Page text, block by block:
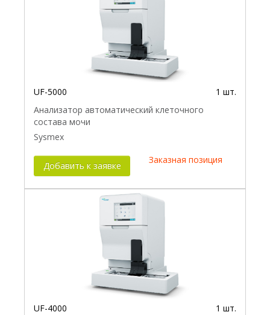
UF-5000
1 шт.
Анализатор автоматический клеточного
состава мочи
Sysmex
Добавить к заявке
Заказная позиция
UF-4000
1 шт.